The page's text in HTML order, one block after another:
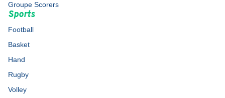
Groupe Scorers
Sports
Football
Basket
Hand
Rugby
Volley